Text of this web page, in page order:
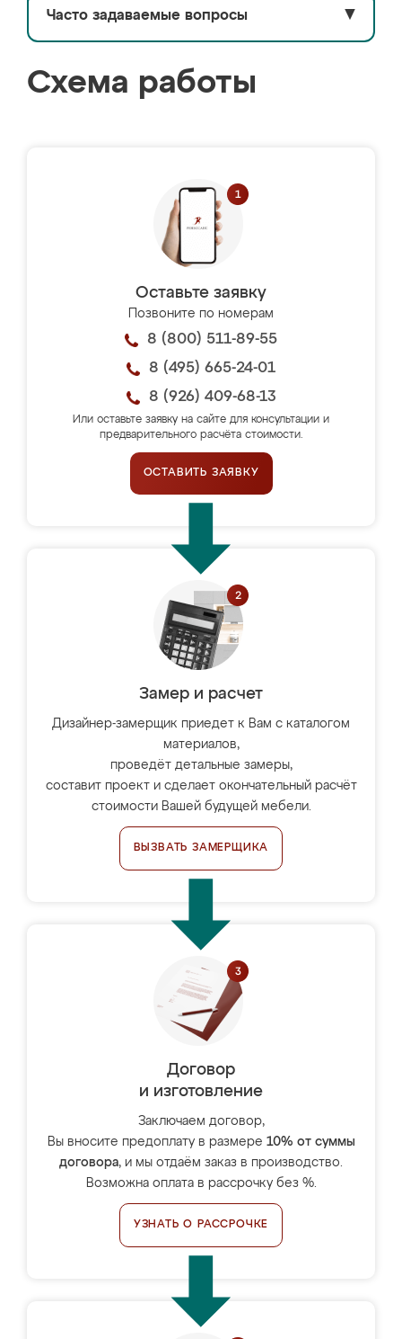
Часто задаваемые вопросы ▼
Схема работы
Оставьте заявку
Позвоните по номерам
8 (800) 511-89-55
8 (495) 665-24-01
8 (926) 409-68-13
Или оставьте заявку на сайте для консультации и
предварительного расчёта стоимости.
ОСТАВИТЬ ЗАЯВКУ
Замер и расчет
Дизайнер-замерщик приедет к Вам с каталогом
материалов,
проведёт детальные замеры,
составит проект и сделает окончательный расчёт
стоимости Вашей будущей мебели.
ВЫЗВАТЬ ЗАМЕРЩИКА
Договор
и изготовление
Заключаем договор,
Вы вносите предоплату в размере 10% от суммы
договора, и мы отдаём заказ в производство.
Возможна оплата в рассрочку без %.
УЗНАТЬ О РАССРОЧКЕ